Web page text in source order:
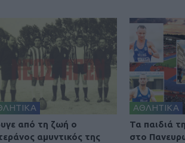
από τη ζωή ο
αμυντικός της
ΑΘΛΗΤΙΚΑ
Τα παιδιά
στο